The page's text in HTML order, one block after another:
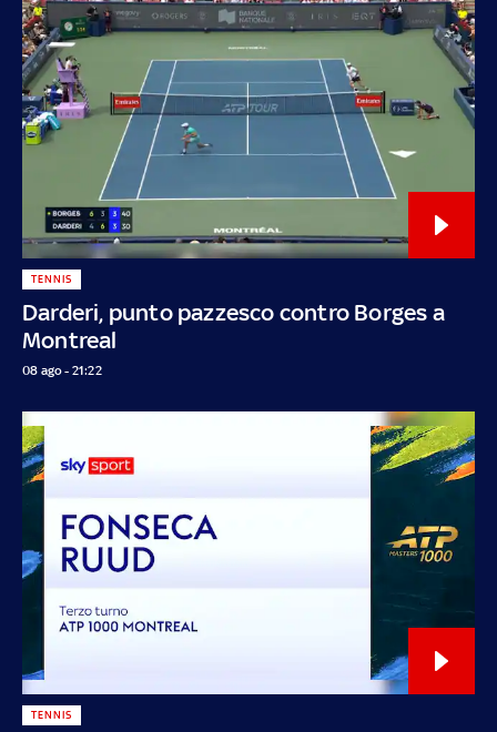
Darderi, punto pazzesco contro Borges a
Montreal
TENNIS
08 ago - 21:22
TENNIS